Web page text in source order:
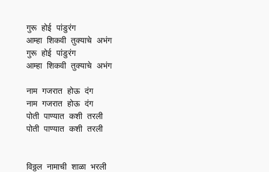
गुरू होई पांडुरंग
आम्हा शिकवी तुक्याचे अभंग
गुरू होई पांडुरंग
आम्हा शिकवी तुक्याचे अभंग
नाम गजरात होऊ दंग
नाम गजरात होऊ दंग
पोती पाण्यात कशी तरली
पोती पाण्यात कशी तरली
विठ्ठल नामाची शाळा भरली